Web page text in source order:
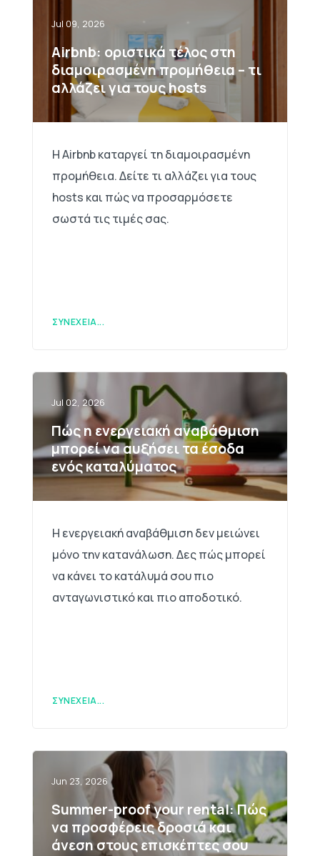
Jul 09, 2026
Airbnb: οριστικά τέλος στη
διαμοιρασμένη προμήθεια – τι
αλλάζει για τους hosts
Η Airbnb καταργεί τη διαμοιρασμένη
προμήθεια. Δείτε τι αλλάζει για τους
hosts και πώς να προσαρμόσετε
σωστά τις τιμές σας.
ΣΥΝΈΧΕΙΑ...
Jul 02, 2026
Πώς η ενεργειακή αναβάθμιση
μπορεί να αυξήσει τα έσοδα
ενός καταλύματος
Η ενεργειακή αναβάθμιση δεν μειώνει
μόνο την κατανάλωση. Δες πώς μπορεί
να κάνει το κατάλυμά σου πιο
ανταγωνιστικό και πιο αποδοτικό.
ΣΥΝΈΧΕΙΑ...
Jun 23, 2026
Summer-proof your rental: Πώς
να προσφέρεις δροσιά και
άνεση στους επισκέπτες σου